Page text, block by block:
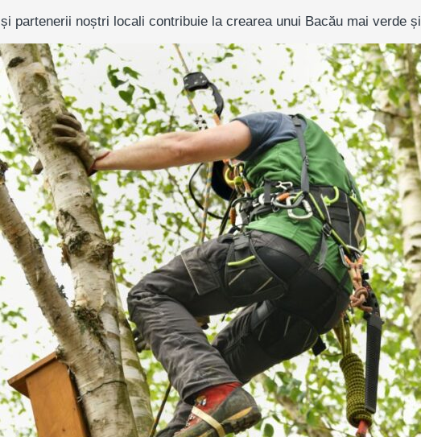
și partenerii noștri locali contribuie la crearea unui Bacău mai verde